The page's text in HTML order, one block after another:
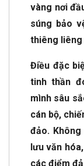
vàng nơi
súng bảo
thiêng liêng
Điều đặc
tinh thần
mình sâu
cán bộ,
đảo.
lưu văn
các điểm